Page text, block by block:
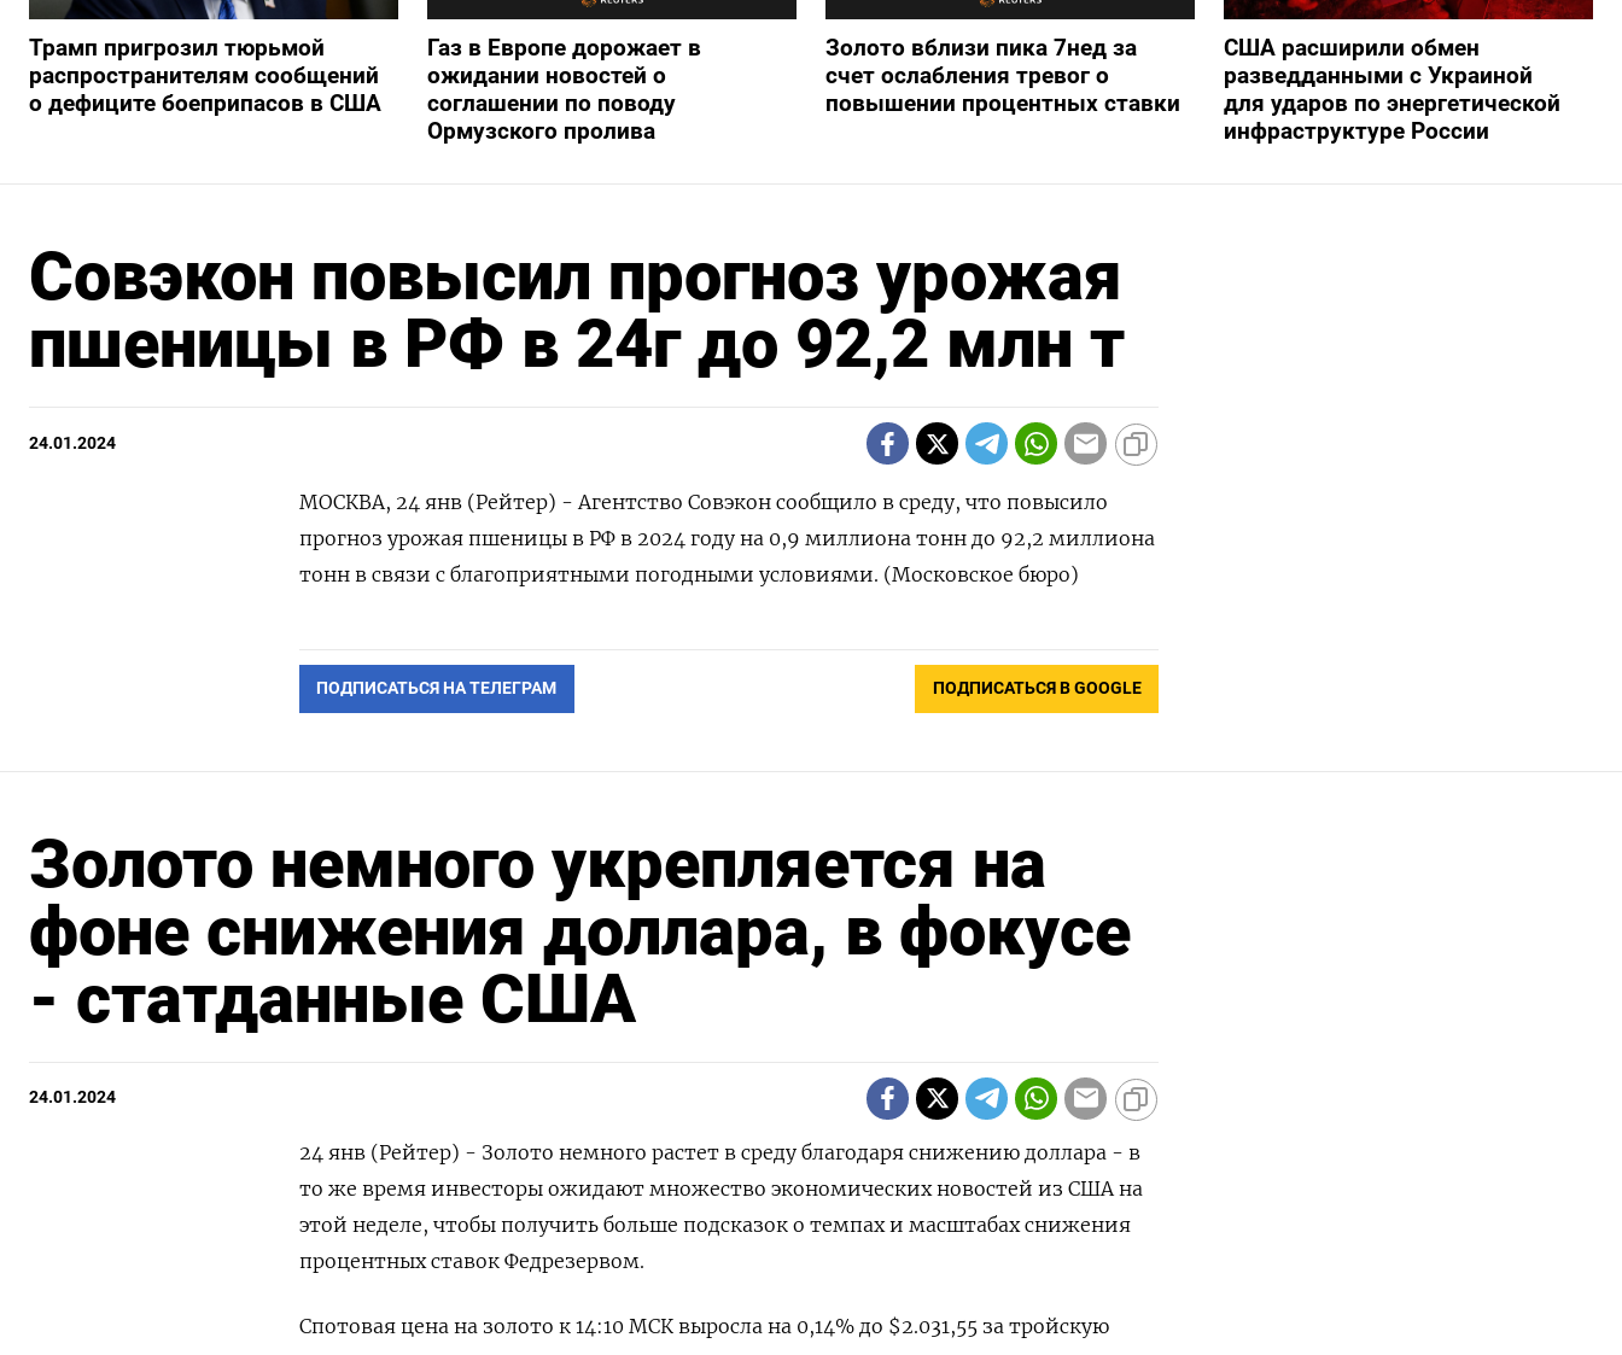
Трамп пригрозил тюрьмой
распространителям сообщений
о дефиците боеприпасов в США
Газ в Европе дорожает в
ожидании новостей о
соглашении по поводу
Ормузского пролива
Золото вблизи пика 7нед за
счет ослабления тревог о
повышении процентных ставки
США расширили обмен
разведданными с Украиной
для ударов по энергетической
инфраструктуре России
Совэкон повысил прогноз урожая
пшеницы в РФ в 24г до 92,2 млн т
24.01.2024
МОСКВА, 24 янв (Рейтер) - Агентство Совэкон сообщило в среду, что повысило
прогноз урожая пшеницы в РФ в 2024 году на 0,9 миллиона тонн до 92,2 миллиона
тонн в связи с благоприятными погодными условиями. (Московское бюро)
ПОДПИСАТЬСЯ НА ТЕЛЕГРАМ ПОДПИСАТЬСЯ В GOOGLE
Золото немного укрепляется на
фоне снижения доллара, в фокусе
- статданные США
24.01.2024
24 янв (Рейтер) - Золото немного растет в среду благодаря снижению доллара - в
то же время инвесторы ожидают множество экономических новостей из США на
этой неделе, чтобы получить больше подсказок о темпах и масштабах снижения
процентных ставок Федрезервом.
Спотовая цена на золото к 14:10 МСК выросла на 0,14% до $2.031,55​ за тройскую